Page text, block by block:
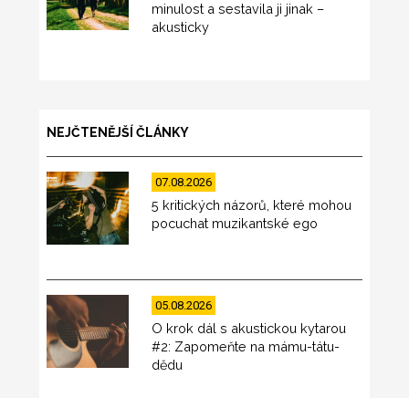
minulost a sestavila ji jinak –
akusticky
NEJČTENĚJŠÍ ČLÁNKY
07.08.2026
5 kritických názorů, které mohou
pocuchat muzikantské ego
05.08.2026
O krok dál s akustickou kytarou
#2: Zapomeňte na mámu-tátu-
dědu